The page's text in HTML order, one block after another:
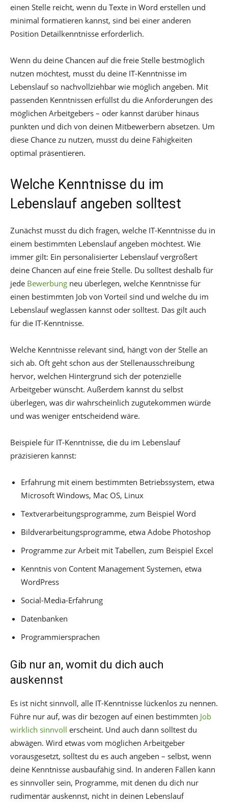
einen Stelle reicht, wenn du Texte in Word erstellen und
minimal formatieren kannst, sind bei einer anderen
Position Detailkenntnisse erforderlich.
Wenn du deine Chancen auf die freie Stelle bestmöglich
nutzen möchtest, musst du deine IT-Kenntnisse im
Lebenslauf so nachvollziehbar wie möglich angeben. Mit
passenden Kenntnissen erfüllst du die Anforderungen des
möglichen Arbeitgebers – oder kannst darüber hinaus
punkten und dich von deinen Mitbewerbern absetzen. Um
diese Chance zu nutzen, musst du deine Fähigkeiten
optimal präsentieren.
Welche Kenntnisse du im
Lebenslauf angeben solltest
Zunächst musst du dich fragen, welche IT-Kenntnisse du in
einem bestimmten Lebenslauf angeben möchtest. Wie
immer gilt: Ein personalisierter Lebenslauf vergrößert
deine Chancen auf eine freie Stelle. Du solltest deshalb für
jede Bewerbung neu überlegen, welche Kenntnisse für
einen bestimmten Job von Vorteil sind und welche du im
Lebenslauf weglassen kannst oder solltest. Das gilt auch
für die IT-Kenntnisse.
Welche Kenntnisse relevant sind, hängt von der Stelle an
sich ab. Oft geht schon aus der Stellenausschreibung
hervor, welchen Hintergrund sich der potenzielle
Arbeitgeber wünscht. Außerdem kannst du selbst
überlegen, was dir wahrscheinlich zugutekommen würde
und was weniger entscheidend wäre.
Beispiele für IT-Kenntnisse, die du im Lebenslauf
präzisieren kannst:
Erfahrung mit einem bestimmten Betriebssystem, etwa
Microsoft Windows, Mac OS, Linux
Textverarbeitungsprogramme, zum Beispiel Word
Bildverarbeitungsprogramme, etwa Adobe Photoshop
Programme zur Arbeit mit Tabellen, zum Beispiel Excel
Kenntnis von Content Management Systemen, etwa
WordPress
Social-Media-Erfahrung
Datenbanken
Programmiersprachen
Gib nur an, womit du dich auch
auskennst
Es ist nicht sinnvoll, alle IT-Kenntnisse lückenlos zu nennen.
Führe nur auf, was dir bezogen auf einen bestimmten Job
wirklich sinnvoll erscheint. Und auch dann solltest du
abwägen. Wird etwas vom möglichen Arbeitgeber
vorausgesetzt, solltest du es auch angeben – selbst, wenn
deine Kenntnisse ausbaufähig sind. In anderen Fällen kann
es sinnvoller sein, Programme, mit denen du dich nur
rudimentär auskennst, nicht in deinen Lebenslauf